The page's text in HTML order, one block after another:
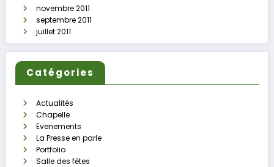
novembre 2011
septembre 2011
juillet 2011
Catégories
Actualités
Chapelle
Evenements
La Presse en parle
Portfolio
Salle des fêtes